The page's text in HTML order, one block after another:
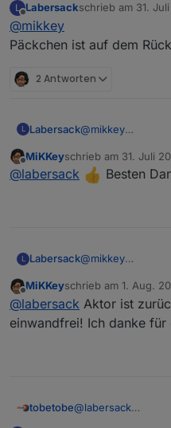
Nur so macht es für
Rücksendelabel ist
L
Offline
Labersackschrieb am 31.
zuletzt editiert von
@mikkey
Päckchen ist auf dem
2 Antworten
L Labersack@mikkey
Offline
MiKKeyschrieb am 31. Juli
zuletzt editiert von
@labersack Besten
L Labersack@mikkey
Offline
MiKKeyschrieb am 1. Aug.
zuletzt editiert von
@labersack Aktor ist
einwandfrei! Ich danke für
tobetobe@labersack